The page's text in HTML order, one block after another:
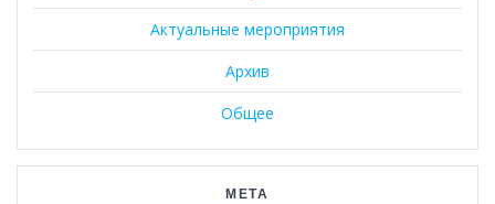
Актуальные мероприятия
Архив
Общее
МЕТА